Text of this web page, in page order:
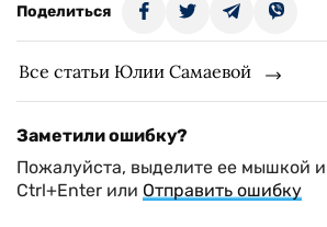
Поделиться
Все статьи Юлии Самаевой
Заметили ошибку?
Пожалуйста, выделите ее мышкой
Ctrl+Enter или Отправить ошибку